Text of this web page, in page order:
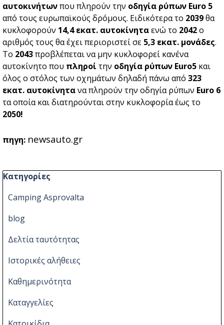
αυτοκινήτωνπου πληρούν την οδηγία ρύπων Euro 5
από τους ευρωπαϊκούς δρόμους. Ειδικότερα το 2039θα
κυκλοφορούν 14,4 εκατ. αυτοκίνηταενώ το 2042ο
αριθμός τους θα έχει περιοριστεί σε 5,3 εκατ. μονάδες.
Το 2043προβλέπεται να μην κυκλοφορεί κανένα
αυτοκίνητο που πληροί την οδηγία ρύπων Euro5 και
όλος ο στόλος των οχημάτων δηλαδή πάνω από 323
εκατ. αυτοκίνητανα πληρούν την οδηγία ρύπων Euro 6
τα οποία και διατηρούνται στην κυκλοφορία έως το
2050!
πηγη: newsauto.gr
Παράλειψη μπλόκ Κατηγορίες
Κατηγορίες
Camping Asprovalta
blog
Δελτία ταυτότητας
Ιστορικές αλήθειες
Καθημερινότητα
Καταγγελίες